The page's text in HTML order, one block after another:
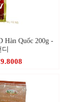
Hàn Quốc 200g -
디